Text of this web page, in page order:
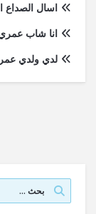
اسال الصداع
انا شاب عمري ٢٣ سنة اعاني اي
لدي ولدي عمره ٩ سنوات سقط